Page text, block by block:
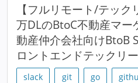
【フルリモート/テッ
万DLのBtoC不動産マ
動産仲介会社向けBtoB
ロントエンドテックリ
slack git go